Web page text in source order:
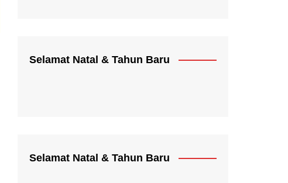
Selamat Natal & Tahun Baru
Selamat Natal & Tahun Baru